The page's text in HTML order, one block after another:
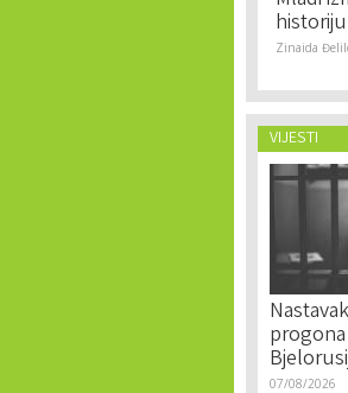
historiju
Zinaida
VIJESTI
07/08/2026